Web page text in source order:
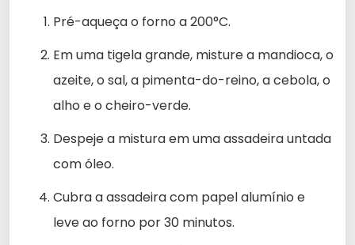
Pré-aqueça o forno a 200°C.
Em uma tigela grande, misture a mandioca, o
azeite, o sal, a pimenta-do-reino, a cebola, o
alho e o cheiro-verde.
Despeje a mistura em uma assadeira untada
com óleo.
Cubra a assadeira com papel alumínio e
leve ao forno por 30 minutos.